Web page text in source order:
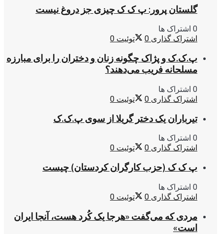
گلستان پرور: پ ک ک چیزی جز دروغ نیست
0 اشتراک ها
اشتراک گذاری 0 توئیت 0
پ.ک.ک و پژاک چگونه زنان و دختران را برای مبارزه
مسلحانه فریب می‌دهند؟
0 اشتراک ها
اشتراک گذاری 0 توئیت 0
تیرباران یک دختر گریلا از سوی پ.ک.ک
0 اشتراک ها
اشتراک گذاری 0 توئیت 0
پ ک ک (حزب کارگران کردستان) چیست
0 اشتراک ها
اشتراک گذاری 0 توئیت 0
مردی که می‌گفت «هرجا یک کُرد هست، آنجا ایران
است»